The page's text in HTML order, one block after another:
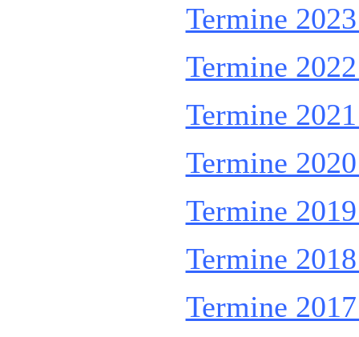
Termine
Termine
Termine
Termine
Termine
Termine
Termine